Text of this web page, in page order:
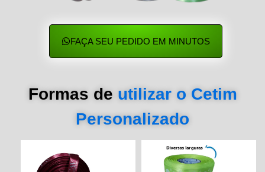
FAÇA SEU PEDIDO EM MINUTOS
Formas de utilizar o Cetim
Personalizado